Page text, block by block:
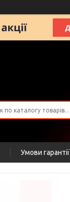
Умови гарантії